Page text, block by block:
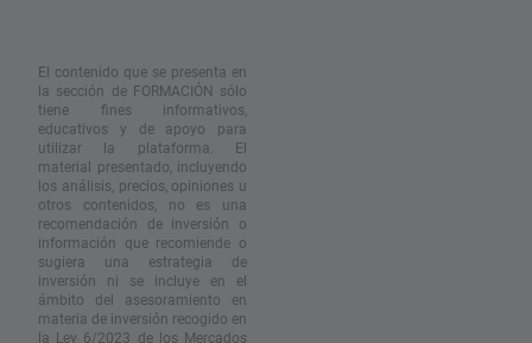
El contenido que se presenta en
la sección de FORMACIÓN sólo
tiene fines informativos,
educativos y de apoyo para
utilizar la plataforma. El
material presentado, incluyendo
los análisis, precios, opiniones u
otros contenidos, no es una
recomendación de inversión o
información que recomiende o
sugiera una estrategia de
inversión ni se incluye en el
ámbito del asesoramiento en
materia de inversión recogido en
la Ley 6/2023 de los Mercados